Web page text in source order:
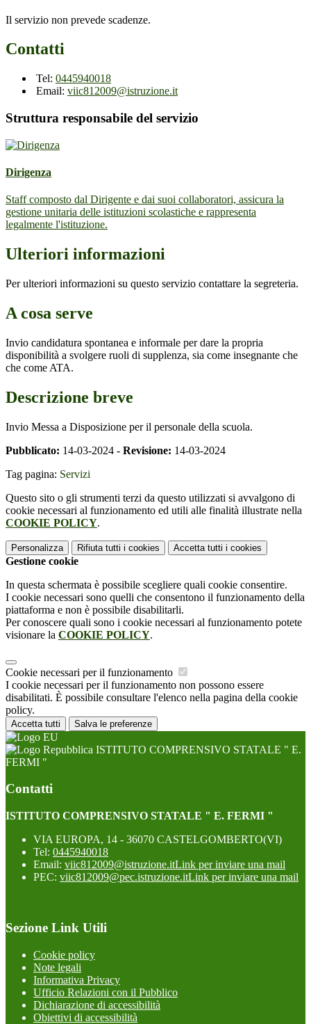
Il servizio non prevede scadenze.
Contatti
Tel: 0445940018
Email: viic812009@istruzione.it
Struttura responsabile del servizio
Dirigenza
Staff composto dal Dirigente e dai suoi collaboratori, assicura la
gestione unitaria delle istituzioni scolastiche e rappresenta
legalmente l'istituzione.
Ulteriori informazioni
Per ulteriori informazioni su questo servizio contattare la segreteria.
A cosa serve
Invio candidatura spontanea e informale per dare la propria
disponibilità a svolgere ruoli di supplenza, sia come insegnante che
che come ATA.
Descrizione breve
Invio Messa a Disposizione per il personale della scuola.
Pubblicato: 14-03-2024 - Revisione: 14-03-2024
Tag pagina: Servizi
Questo sito o gli strumenti terzi da questo utilizzati si avvalgono di
cookie necessari al funzionamento ed utili alle finalità illustrate nella
COOKIE POLICY.
Personalizza Rifiuta tutti i cookies Accetta tutti i cookies
Gestione cookie
In questa schermata è possibile scegliere quali cookie consentire.
I cookie necessari sono quelli che consentono il funzionamento della
piattaforma e non è possibile disabilitarli.
Per conoscere quali sono i cookie necessari al funzionamento potete
visionare la COOKIE POLICY.
Cookie necessari per il funzionamento
I cookie necessari per il funzionamento non possono essere
disabilitati. È possibile consultare l'elenco nella pagina della cookie
policy.
Accetta tutti Salva le preferenze
ISTITUTO COMPRENSIVO STATALE " E.
FERMI "
Contatti
ISTITUTO COMPRENSIVO STATALE " E. FERMI "
VIA EUROPA, 14 - 36070 CASTELGOMBERTO(VI)
Tel: 0445940018
Email: viic812009@istruzione.itLink per inviare una mail
PEC: viic812009@pec.istruzione.itLink per inviare una mail
Sezione Link Utili
Cookie policy
Note legali
Informativa Privacy
Ufficio Relazioni con il Pubblico
Dichiarazione di accessibilità
Obiettivi di accessibilità